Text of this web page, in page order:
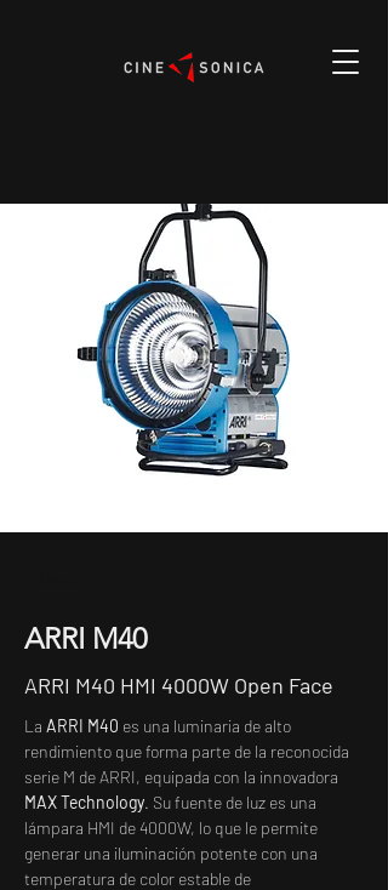
ARRI M40
ARRI M40 HMI 4000W Open Face
La ARRI M40 es una luminaria de alto
rendimiento que forma parte de la reconocida
serie M de ARRI, equipada con la innovadora
MAX Technology. Su fuente de luz es una
lámpara HMI de 4000W, lo que le permite
generar una iluminación potente con una
temperatura de color estable de